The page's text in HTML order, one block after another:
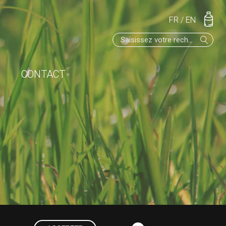
FR / EN
CONTACT